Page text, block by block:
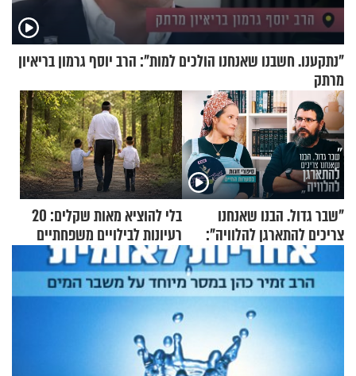
"נתקענו. חשבנו שאנחנו הולכים למות": הרב יוסף גרמון בריאיון
מרתק
"שבר גדול. הבנו שאנחנו
צריכים להתארגן להלוויה":
זוגיות במבחן, הפעם עם מרים
וגד דנינו
בלי להוציא מאות שקלים: 20
רעיונות לבילויים משפחתיים
כמעט בחינם